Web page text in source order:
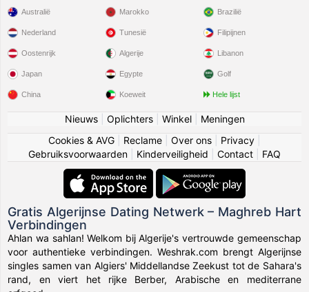
Australië
Nederland
Oostenrijk
Japan
China
Marokko
Tunesië
Algerije
Egypte
Koeweit
Brazilië
Filipijnen
Libanon
Golf
Hele lijst
Nieuws| Oplichters| Winkel| Meningen
Cookies & AVG
Reclame Over ons Privacy
Gebruiksvoorwaarden
Kinderveiligheid Contact FAQ
Gratis Algerijnse Dating Netwerk – Maghreb Hart
Verbindingen
Ahlan wa sahlan! Welkom bij Algerije's vertrouwde gemeenschap
voor authentieke verbindingen. Weshrak.com brengt Algerijnse
singles samen van Algiers' Middellandse Zeekust tot de Sahara's
rand, en viert het rijke Berber, Arabische en mediterrane